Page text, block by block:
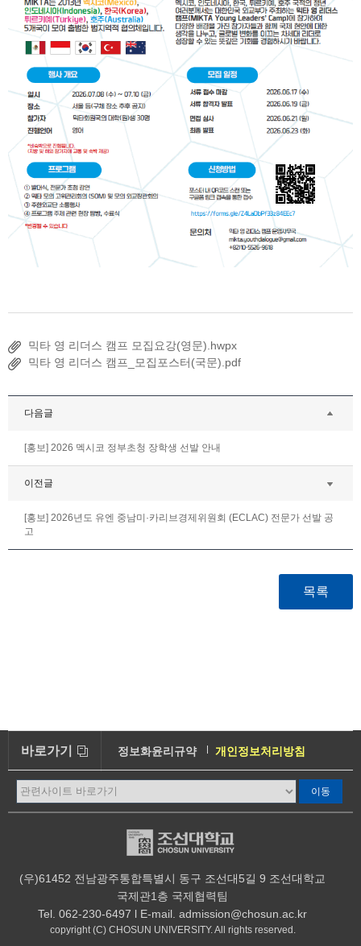
믹타 영 리더스 캠프 모집요강(영문).hwpx
믹타 영 리더스 캠프_모집포스터(국문).pdf
다음글
[홍보] 2026 멕시코 정부초청 장학생 선발 안내
이전글
[홍보] 2026년도 유엔 중남미·카리브경제위원회 (ECLAC) 전문가 선발 공
고
바로가기 정보화윤리규약 개인정보처리방침
캠퍼스안내
(우)61452 전남광주통합특별시 동구 조선대5길 9 조선대학교
국제관1층 국제협력팀
Tel. 062-230-6497 l E-mail. admission@chosun.ac.kr
copyright (C) CHOSUN UNIVERSITY. All rights reserved.